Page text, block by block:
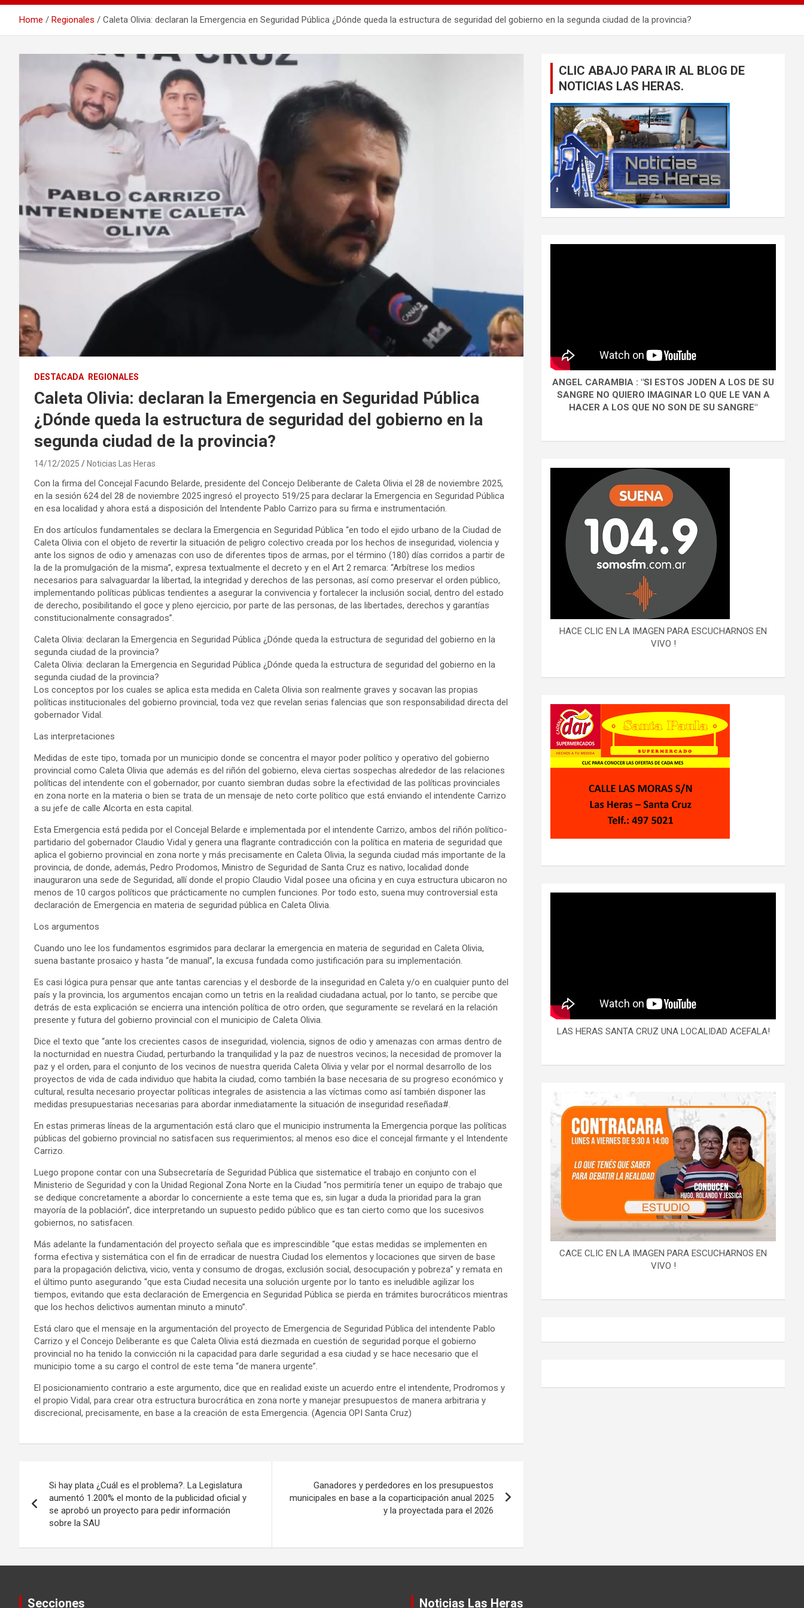
Home Regionales Caleta Olivia: declaran la Emergencia en Seguridad Pública ¿Dónde queda la estructura de seguridad del gobierno en la segunda ciudad de la provincia?
DESTACADA REGIONALES
Caleta Olivia: declaran la Emergencia en Seguridad Pública
¿Dónde queda la estructura de seguridad del gobierno en la
segunda ciudad de la provincia?
14/12/2025 Noticias Las Heras
Con la firma del Concejal Facundo Belarde, presidente del Concejo Deliberante de Caleta Olivia el 28 de noviembre 2025,
en la sesión 624 del 28 de noviembre 2025 ingresó el proyecto 519/25 para declarar la Emergencia en Seguridad Pública
en esa localidad y ahora está a disposición del Intendente Pablo Carrizo para su firma e instrumentación.
En dos artículos fundamentales se declara la Emergencia en Seguridad Pública “en todo el ejido urbano de la Ciudad de
Caleta Olivia con el objeto de revertir la situación de peligro colectivo creada por los hechos de inseguridad, violencia y
ante los signos de odio y amenazas con uso de diferentes tipos de armas, por el término (180) días corridos a partir de
la de la promulgación de la misma”, expresa textualmente el decreto y en el Art 2 remarca: “Arbítrese los medios
necesarios para salvaguardar la libertad, la integridad y derechos de las personas, así como preservar el orden público,
implementando políticas públicas tendientes a asegurar la convivencia y fortalecer la inclusión social, dentro del estado
de derecho, posibilitando el goce y pleno ejercicio, por parte de las personas, de las libertades, derechos y garantías
constitucionalmente consagrados”.
Caleta Olivia: declaran la Emergencia en Seguridad Pública ¿Dónde queda la estructura de seguridad del gobierno en la
segunda ciudad de la provincia?
Caleta Olivia: declaran la Emergencia en Seguridad Pública ¿Dónde queda la estructura de seguridad del gobierno en la
segunda ciudad de la provincia?
Los conceptos por los cuales se aplica esta medida en Caleta Olivia son realmente graves y socavan las propias
políticas institucionales del gobierno provincial, toda vez que revelan serias falencias que son responsabilidad directa del
gobernador Vidal.
Las interpretaciones
Medidas de este tipo, tomada por un municipio donde se concentra el mayor poder político y operativo del gobierno
provincial como Caleta Olivia que además es del riñón del gobierno, eleva ciertas sospechas alrededor de las relaciones
políticas del intendente con el gobernador, por cuanto siembran dudas sobre la efectividad de las políticas provinciales
en zona norte en la materia o bien se trata de un mensaje de neto corte político que está enviando el intendente Carrizo
a su jefe de calle Alcorta en esta capital.
Esta Emergencia está pedida por el Concejal Belarde e implementada por el intendente Carrizo, ambos del riñón político-
partidario del gobernador Claudio Vidal y genera una flagrante contradicción con la política en materia de seguridad que
aplica el gobierno provincial en zona norte y más precisamente en Caleta Olivia, la segunda ciudad más importante de la
provincia, de donde, además, Pedro Prodomos, Ministro de Seguridad de Santa Cruz es nativo, localidad donde
inauguraron una sede de Seguridad, allí donde el propio Claudio Vidal posee una oficina y en cuya estructura ubicaron no
menos de 10 cargos políticos que prácticamente no cumplen funciones. Por todo esto, suena muy controversial esta
declaración de Emergencia en materia de seguridad pública en Caleta Olivia.
Los argumentos
Cuando uno lee los fundamentos esgrimidos para declarar la emergencia en materia de seguridad en Caleta Olivia,
suena bastante prosaico y hasta “de manual”, la excusa fundada como justificación para su implementación.
Es casi lógica pura pensar que ante tantas carencias y el desborde de la inseguridad en Caleta y/o en cualquier punto del
país y la provincia, los argumentos encajan como un tetris en la realidad ciudadana actual, por lo tanto, se percibe que
detrás de esta explicación se encierra una intención política de otro orden, que seguramente se revelará en la relación
presente y futura del gobierno provincial con el municipio de Caleta Olivia.
Dice el texto que “ante los crecientes casos de inseguridad, violencia, signos de odio y amenazas con armas dentro de
la nocturnidad en nuestra Ciudad, perturbando la tranquilidad y la paz de nuestros vecinos; la necesidad de promover la
paz y el orden, para el conjunto de los vecinos de nuestra querida Caleta Olivia y velar por el normal desarrollo de los
proyectos de vida de cada individuo que habita la ciudad, como también la base necesaria de su progreso económico y
cultural, resulta necesario proyectar políticas integrales de asistencia a las víctimas como así también disponer las
medidas presupuestarias necesarias para abordar inmediatamente la situación de inseguridad reseñada#.
En estas primeras líneas de la argumentación está claro que el municipio instrumenta la Emergencia porque las políticas
públicas del gobierno provincial no satisfacen sus requerimientos; al menos eso dice el concejal firmante y el Intendente
Carrizo.
Luego propone contar con una Subsecretaría de Seguridad Pública que sistematice el trabajo en conjunto con el
Ministerio de Seguridad y con la Unidad Regional Zona Norte en la Ciudad “nos permitiría tener un equipo de trabajo que
se dedique concretamente a abordar lo concerniente a este tema que es, sin lugar a duda la prioridad para la gran
mayoría de la población”, dice interpretando un supuesto pedido público que es tan cierto como que los sucesivos
gobiernos, no satisfacen.
Más adelante la fundamentación del proyecto señala que es imprescindible “que estas medidas se implementen en
forma efectiva y sistemática con el fin de erradicar de nuestra Ciudad los elementos y locaciones que sirven de base
para la propagación delictiva, vicio, venta y consumo de drogas, exclusión social, desocupación y pobreza” y remata en
el último punto asegurando “que esta Ciudad necesita una solución urgente por lo tanto es ineludible agilizar los
tiempos, evitando que esta declaración de Emergencia en Seguridad Pública se pierda en trámites burocráticos mientras
que los hechos delictivos aumentan minuto a minuto”.
Está claro que el mensaje en la argumentación del proyecto de Emergencia de Seguridad Pública del intendente Pablo
Carrizo y el Concejo Deliberante es que Caleta Olivia está diezmada en cuestión de seguridad porque el gobierno
provincial no ha tenido la convicción ni la capacidad para darle seguridad a esa ciudad y se hace necesario que el
municipio tome a su cargo el control de este tema “de manera urgente”.
El posicionamiento contrario a este argumento, dice que en realidad existe un acuerdo entre el intendente, Prodromos y
el propio Vidal, para crear otra estructura burocrática en zona norte y manejar presupuestos de manera arbitraria y
discrecional, precisamente, en base a la creación de esta Emergencia. (Agencia OPI Santa Cruz)
de
entradas
Si hay plata ¿Cuál es el problema?. La Legislatura
aumentó 1.200% el monto de la publicidad oficial y
se aprobó un proyecto para pedir información
sobre la SAU
Ganadores y perdedores en los presupuestos
municipales en base a la coparticipación anual 2025
y la proyectada para el 2026
CLIC ABAJO PARA IR AL BLOG DE
NOTICIAS LAS HERAS.
ANGEL CARAMBIA : "SI ESTOS JODEN A LOS DE SU
SANGRE NO QUIERO IMAGINAR LO QUE LE VAN A
HACER A LOS QUE NO SON DE SU SANGRE"
HACE CLIC EN LA IMAGEN PARA ESCUCHARNOS EN
VIVO !
LAS HERAS SANTA CRUZ UNA LOCALIDAD ACEFALA!
CACE CLIC EN LA IMAGEN PARA ESCUCHARNOS EN
VIVO !
Secciones Noticias Las Heras